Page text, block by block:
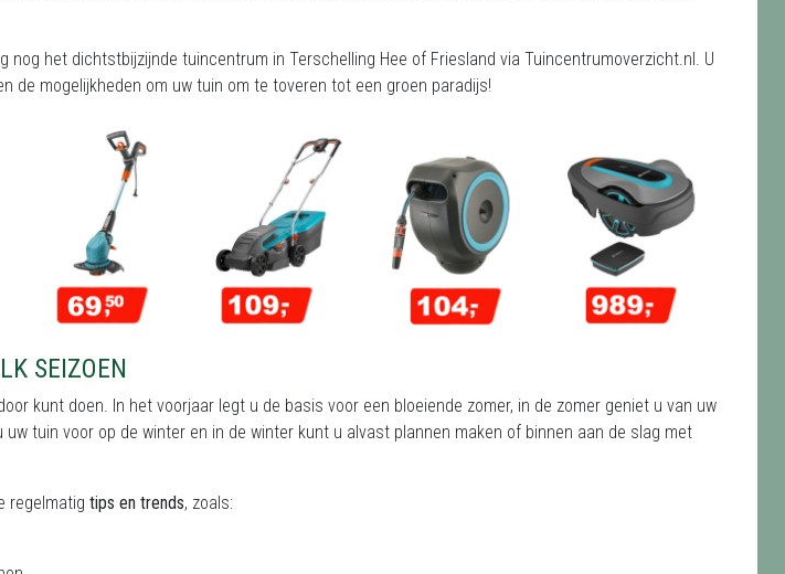
nog het dichtstbijzijnde tuincentrum in Terschelling Hee of Friesland via Tuincentrumoverzicht.nl. U
de mogelijkheden om uw tuin om te toveren tot een groen paradijs!
SEIZOEN
kunt doen. In het voorjaar legt u de basis voor een bloeiende zomer, in de zomer geniet u van uw
tuin voor op de winter en in de winter kunt u alvast plannen maken of binnen aan de slag met
regelmatig tips en trends, zoals: